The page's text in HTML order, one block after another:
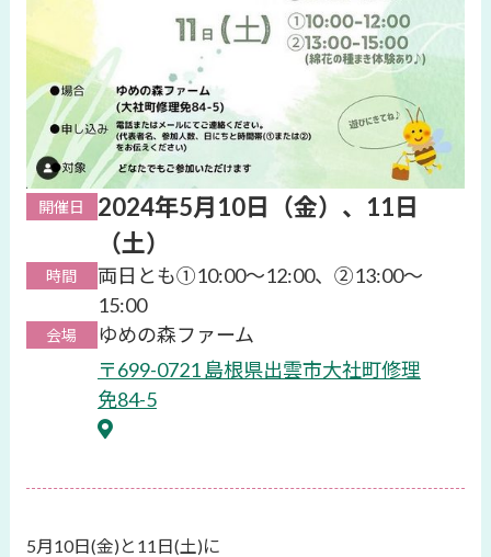
開催日
2024年5月10日（金）、11日
（土）
時間
両日とも①10:00～12:00、②13:00～
15:00
会場
ゆめの森ファーム
〒699-0721 島根県出雲市大社町修理
免84-5
5月10日(金)と11日(土)に